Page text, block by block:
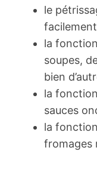
le
la
soupes,
bien
la
sauces
la
fromages